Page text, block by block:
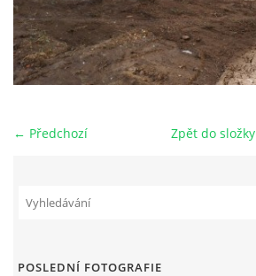
← Předchozí Zpět do složky
POSLEDNÍ FOTOGRAFIE